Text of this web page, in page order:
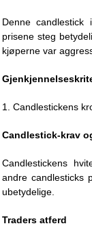
Denne
prisene steg
kjøperne var
1. Candlestickens
Candlestick-krav
Candlestickens
andre candlesticks
ubetydelige.
Traders atferd